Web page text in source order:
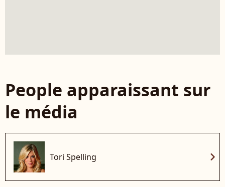
People apparaissant sur
le média
Tori Spelling chevron_right